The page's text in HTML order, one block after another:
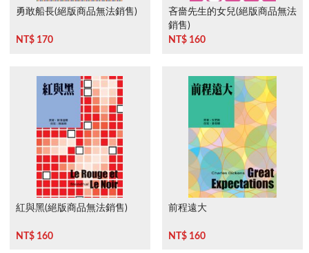
勇敢船長(絕版商品無法銷售)
NT$ 170
吝嗇先生的女兒(絕版商品無法
銷售)
NT$ 160
紅與黑(絕版商品無法銷售)
NT$ 160
前程遠大
NT$ 160